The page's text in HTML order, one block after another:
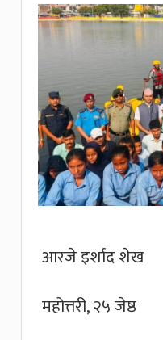
आरजे इर्शाद शेख
महोत्तरी, २५ जेष्ठ